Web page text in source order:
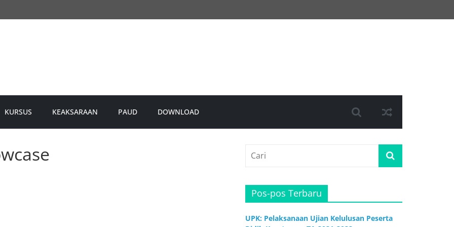
KURSUS KEAKSARAAN PAUD DOWNLOAD
Pos-pos Terbaru
UPK: Pelaksanaan Ujian Kelulusan Peserta